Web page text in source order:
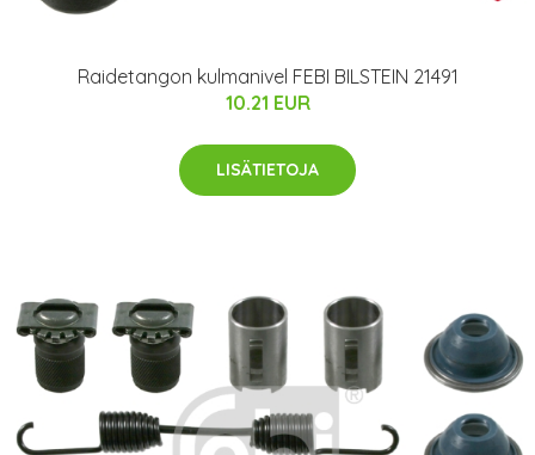
Raidetangon kulmanivel FEBI BILSTEIN 21491
10.21 EUR
LISÄTIETOJA